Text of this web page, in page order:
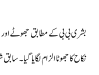
بشری بی بی کے مطابق جھوٹے
نکاح کا جھوٹا الزام لگایا گیا۔